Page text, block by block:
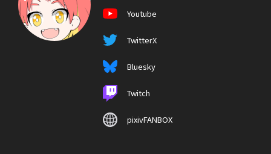
Youtube
TwitterX
Bluesky
Twitch
pixivFANBOX